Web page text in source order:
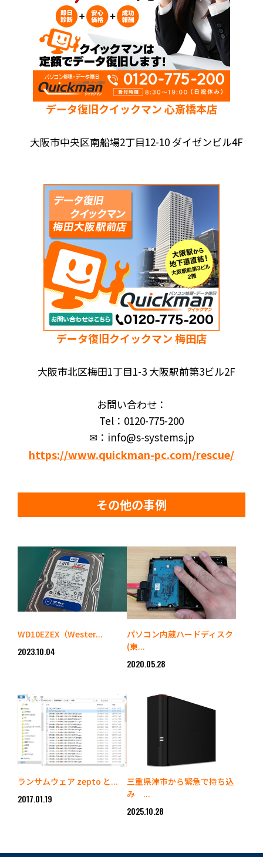
データ復旧クイックマン 心斎橋本店
大阪市中央区南船場2丁目12-10 ダイゼンビル4F
データ復旧クイックマン 梅田店
大阪市北区梅田1丁目1-3 大阪駅前第3ビル2F
お問い合わせ：
Tel：0120-775-200
✉：info@s-systems.jp
https://www.quickman-pc.com/rescue/
その他の事例
WD10EZEX（Wester...
2023.10.04
パソコン内蔵ハードディスク
(東...
2020.05.28
ランサムウェア zepto と...
2017.01.19
三重県津市から緊急で持ち込
み ...
2025.10.28